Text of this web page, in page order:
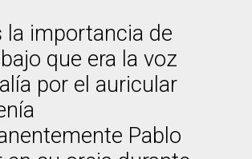
la importancia de
que era la voz
por el auricular
Pablo